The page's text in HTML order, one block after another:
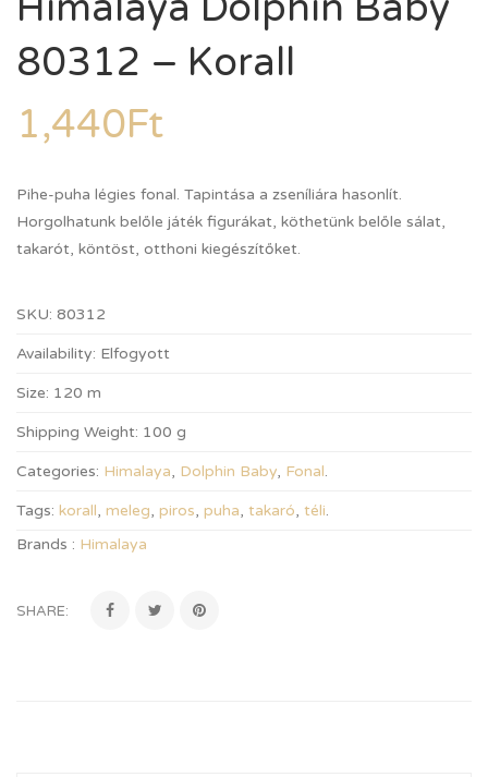
80312 – Korall
1,440Ft
Pihe-puha légies fonal. Tapintása a zseníliára hasonlít.
Horgolhatunk belőle játék figurákat, köthetünk belőle sálat,
takarót, köntöst, otthoni kiegészítőket.
SKU: 80312
Availability: Elfogyott
Size: 120 m
Shipping Weight: 100 g
Categories: Himalaya, Dolphin Baby, Fonal.
Tags: korall, meleg, piros, puha, takaró, téli.
Brands : Himalaya
SHARE: